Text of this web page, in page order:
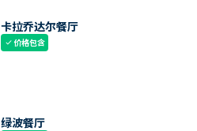
卡拉乔达尔餐厅
check价格包含
绿波餐厅